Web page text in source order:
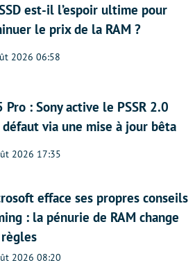
est-il l’espoir ultime pour
le prix de la RAM ?
2026 06:58
Pro : Sony active le PSSR 2.0
défaut via une mise à jour bêta
2026 17:35
efface ses propres conseils
: la pénurie de RAM change
2026 08:20